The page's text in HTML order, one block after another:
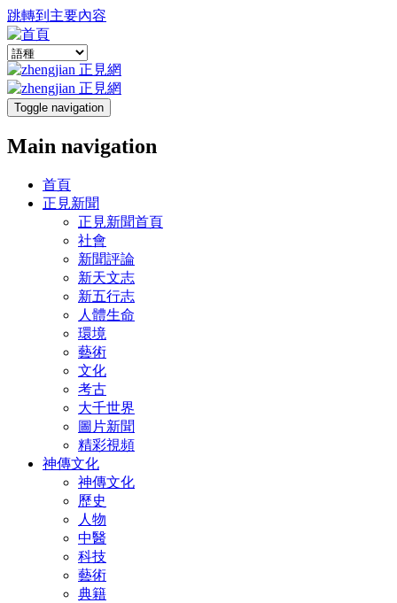
跳轉到主要內容
Toggle navigation
Main navigation
首頁
正見新聞
正見新聞首頁
社會
新聞評論
新天文志
新五行志
人體生命
環境
藝術
文化
考古
大千世界
圖片新聞
精彩視頻
神傳文化
神傳文化
歷史
人物
中醫
科技
藝術
典籍